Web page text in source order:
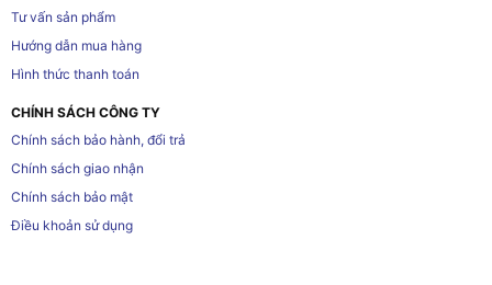
Tư vấn sản phẩm
Hướng dẫn mua hàng
Hình thức thanh toán
CHÍNH SÁCH CÔNG TY
Chính sách bảo hành, đổi trả
Chính sách giao nhận
Chính sách bảo mật
Điều khoản sử dụng